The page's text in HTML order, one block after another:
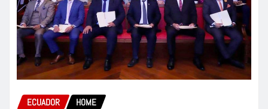
ECUADOR HOME